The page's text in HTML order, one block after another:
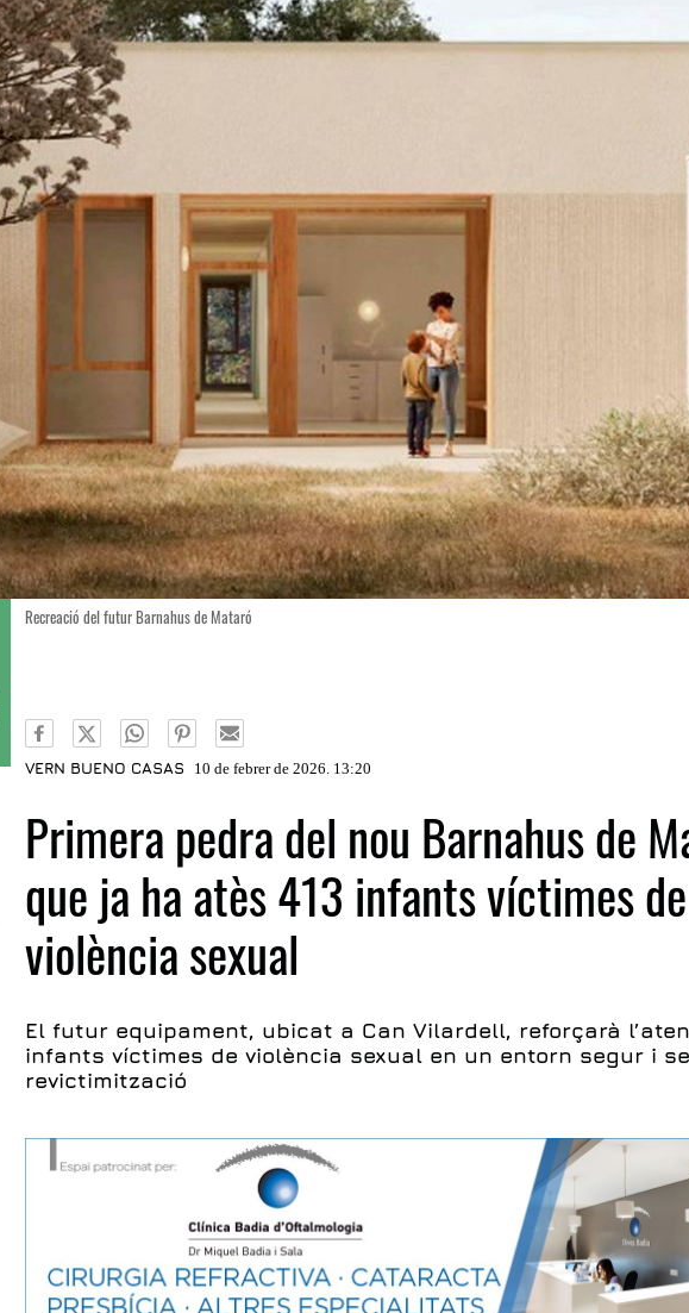
Recreació del futur Barnahus de Mataró
VERN BUENO CASAS 10 de febrer de 2026. 13:20
Primera pedra del nou Barnahus de
que ja ha atès 413 infants víctimes de
violència sexual
El futur equipament, ubicat a Can Vilardell, reforçarà
infants víctimes de violència sexual en un entorn segur i
revictimització